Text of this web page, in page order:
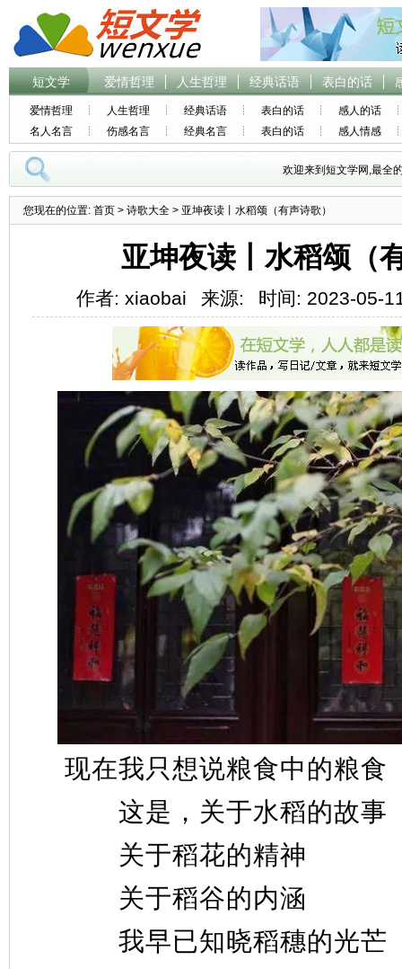
短文学 爱情哲理 人生哲理 经典话语 表白的话
爱情哲理 人生哲理 经典话语 表白的话
感人的话
名人名言
伤感名言 经典名言 表白的话 感人情感
欢迎来到短文学网,最全
您现在的位置: 首页 > 诗歌大全 > 亚坤夜读丨水稻颂（有声诗歌）
亚坤夜读丨水稻颂（
作者: xiaobai 来源: 时间: 2023-05-
现在我只想说粮食中的粮食
这是，关于水稻的故事
关于稻花的精神
关于稻谷的内涵
我早已知晓稻穗的光芒